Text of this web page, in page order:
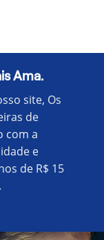
Ama.
site, Os
de
com a
e
de R$ 15